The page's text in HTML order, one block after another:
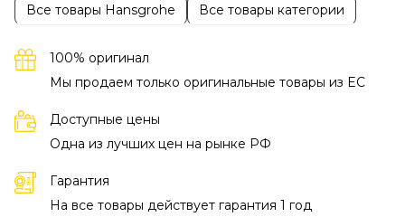
Все товары Hansgrohe Все товары категории
100% оригинал
Мы продаем только оригинальные товары из EC
Доступные цены
Одна из лучших цен на рынке РФ
Гарантия
На все товары действует гарантия 1 год